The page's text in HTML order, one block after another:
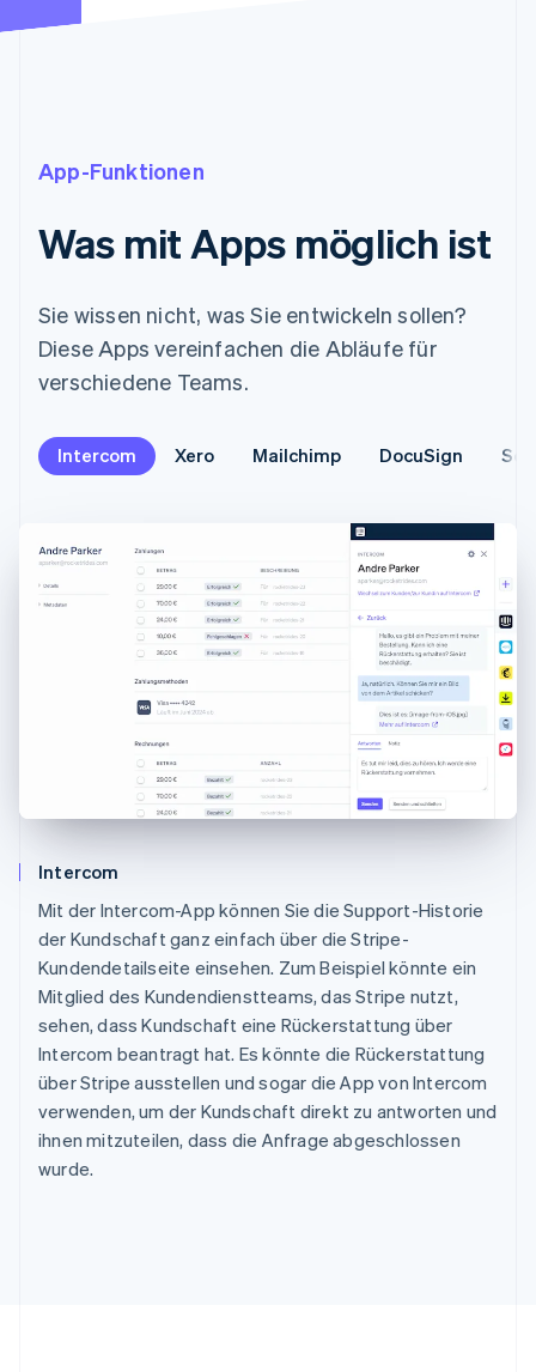
App-Funktionen
Was mit Apps möglich ist
Sie wissen nicht, was Sie entwickeln sollen?
Diese Apps vereinfachen die Abläufe für
verschiedene Teams.
Intercom Xero Mailchimp DocuSign
Intercom
Mit der Intercom-App können Sie die Support-Historie
der Kundschaft ganz einfach über die Stripe-
Kundendetailseite einsehen. Zum Beispiel könnte ein
Mitglied des Kundendienstteams, das Stripe nutzt,
sehen, dass Kundschaft eine Rückerstattung über
Intercom beantragt hat. Es könnte die Rückerstattung
über Stripe ausstellen und sogar die App von Intercom
verwenden, um der Kundschaft direkt zu antworten und
ihnen mitzuteilen, dass die Anfrage abgeschlossen
wurde.